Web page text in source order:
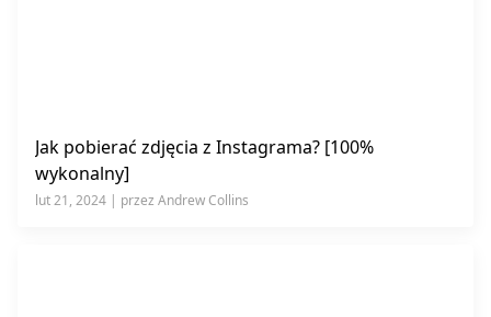
Jak pobierać zdjęcia z Instagrama? [100%
wykonalny]
lut 21, 2024 | przez Andrew Collins